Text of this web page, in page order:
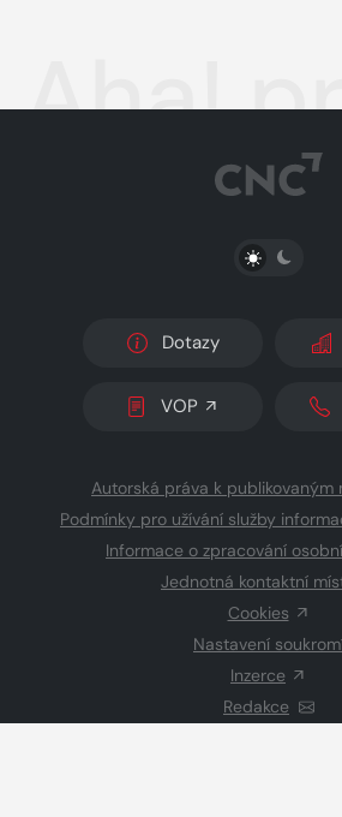
Aha!
Dotazy
VOP
Autorská práva k publikovaným
Podmínky pro užívání služby
Informace o zpracování
Jednotná kontaktní
Cookies
Nastavení
Inzerce
Redakce